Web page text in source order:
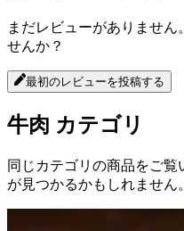
まだレビューがありませ
せんか？
最初のレビューを投稿する
牛肉 カテゴリ
同じカテゴリの商品をご
が見つかるかもしれません。